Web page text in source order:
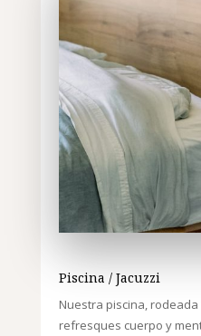
Piscina / Jacuzzi
Nuestra piscina,
refresques cuerpo y